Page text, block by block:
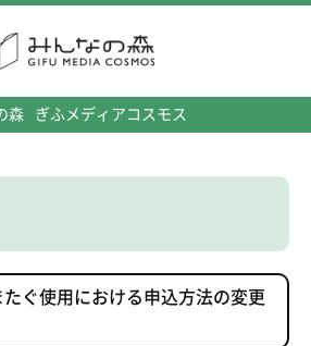
森 ぎふメディアコスモス
ぐ使用における申込方法の変更